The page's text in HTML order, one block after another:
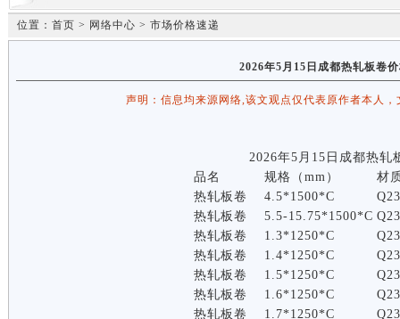
位置：首页 > 网络中心 > 市场价格速递
2026年5月15日成都热轧板卷
声明：信息均来源网络,该文观点仅代表原作者本人
2026年5月15日成都热轧
品名
规格（mm）
材
热轧板卷
4.5*1500*C
热轧板卷
5.5-15.75*1500*C
热轧板卷
1.3*1250*C
热轧板卷
1.4*1250*C
热轧板卷
1.5*1250*C
热轧板卷
1.6*1250*C
热轧板卷
1.7*1250*C